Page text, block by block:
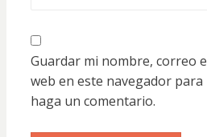
Guardar mi nombre, correo
web en este navegador
haga un comentario.